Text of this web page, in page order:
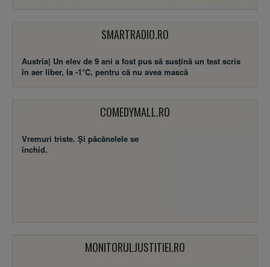
SMARTRADIO.RO
Austria| Un elev de 9 ani a fost pus să susţină un test scris
în aer liber, la -1°C, pentru că nu avea mască
COMEDYMALL.RO
Vremuri triste. Şi păcănelele se
închid.
MONITORULJUSTITIEI.RO